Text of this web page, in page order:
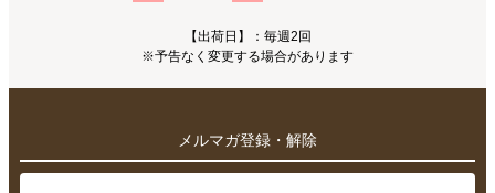
【出荷日】：毎週2回
※予告なく変更する場合があります
メルマガ登録・解除